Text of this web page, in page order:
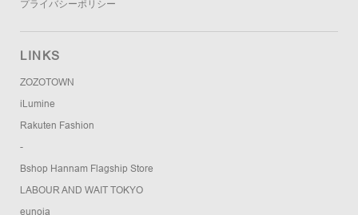
プライバシーポリシー
LINKS
ZOZOTOWN
iLumine
Rakuten Fashion
-
Bshop Hannam Flagship Store
LABOUR AND WAIT TOKYO
eunoia